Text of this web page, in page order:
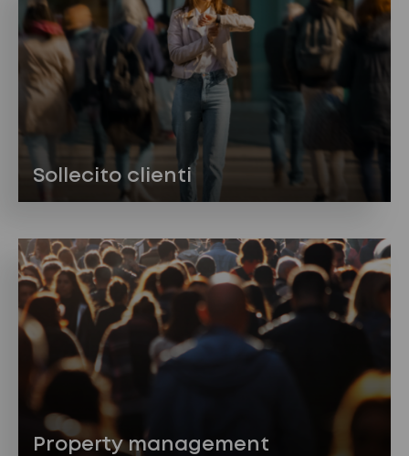
Sollecito clienti
Property management